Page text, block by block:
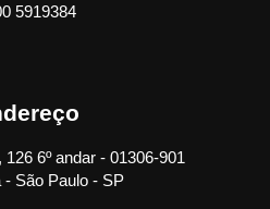
5919384
6º andar - 01306-901
- São Paulo - SP